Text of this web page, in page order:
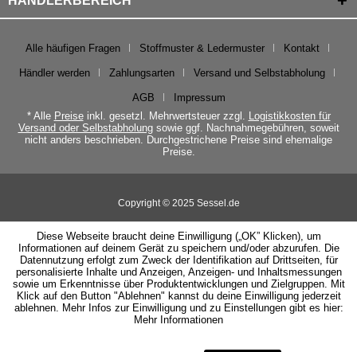
Alle häufigen Fragen Stoffmuster & Ledermuster Kontakt
Händler werden Zahlungsarten Versand und Selbstabholung
AGB
Impressum
* Alle Preiseinkl. gesetzl. Mehrwertsteuer zzgl. Logistikkosten für
Versand oder Selbstabholungsowie ggf. Nachnahmegebühren, soweit
nicht anders beschrieben. Durchgestrichene Preise sind ehemalige
Preise.
Copyright © 2025 Sessel.de
Diese Webseite braucht deine Einwilligung („OK” Klicken), um
Informationen auf deinem Gerät zu speichern und/oder abzurufen. Die
Datennutzung erfolgt zum Zweck der Identifikation auf Drittseiten, für
personalisierte Inhalte und Anzeigen, Anzeigen- und Inhaltsmessungen
sowie um Erkenntnisse über Produktentwicklungen und Zielgruppen. Mit
Klick auf den Button "Ablehnen" kannst du deine Einwilligung jederzeit
ablehnen. Mehr Infos zur Einwilligung und zu Einstellungen gibt es hier:
Mehr Informationen